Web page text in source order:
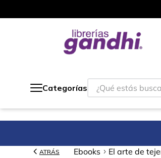
Categorías
¿Qué estás
ATRÁS Ebooks El arte de